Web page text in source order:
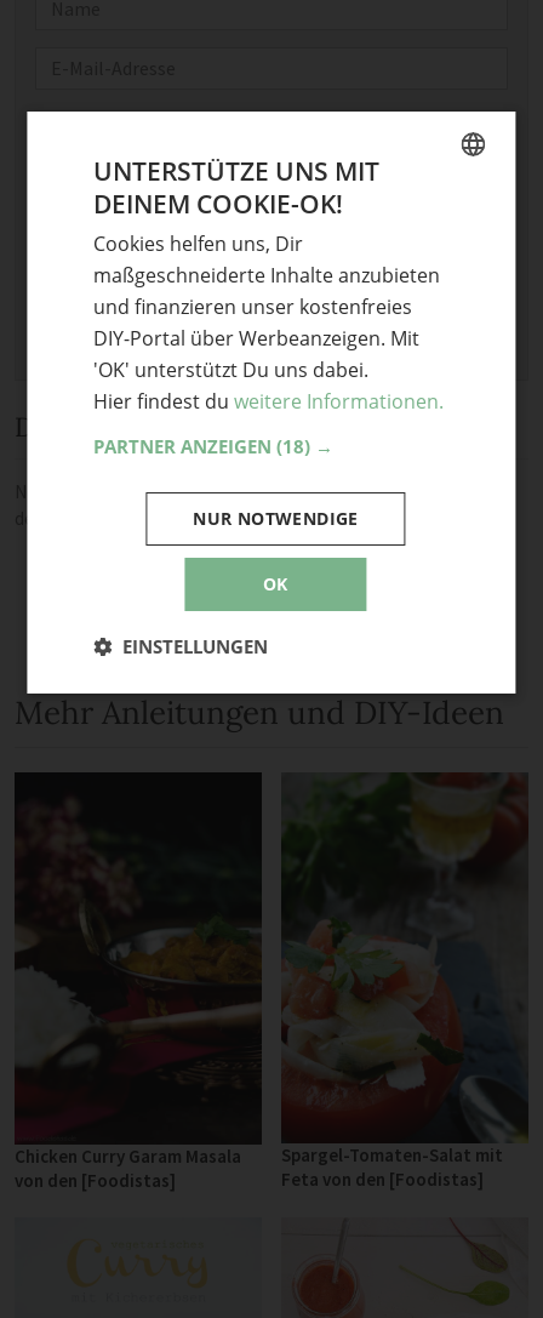
Optional: Foto teilen
Bild anhängen
Keine Datei ausgewählt
Maximale Dateigröße: 8 MB.
Diskussion
Noch keine Kommentare — sei die Erste oder der Erste und teile
Mehr Anleitungen und DIY-Ideen
Chicken Curry Garam Masala
von den [Foodistas]
Spargel-Tomaten-Salat mit
Feta von den [Foodistas]
UNTERSTÜTZE UNS MIT
DEINEM COOKIE-OK!
Cookies helfen uns, Dir
maßgeschneiderte Inhalte anzubieten
und finanzieren unser kostenfreies
DIY-Portal über Werbeanzeigen. Mit
'OK' unterstützt Du uns dabei.
Hier findest du weitere Informationen.
PARTNER ANZEIGEN (18) →
OK
NUR NOTWENDIGE
EINSTELLUNGEN